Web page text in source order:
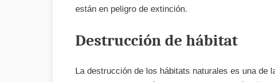
están en peligro de extinción.
Destrucción de hábitat
La destrucción de los hábitats naturales es una de